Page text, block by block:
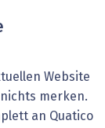
Website
merken.
an Quatico